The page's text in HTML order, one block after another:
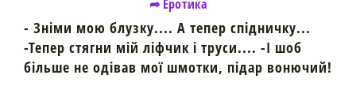
➦ Еротика
- Зніми мою блузку.... А тепер спідничку...
-Тепер стягни мій ліфчик і труси.... -І шоб
більше не одівав мої шмотки, підар вонючий!